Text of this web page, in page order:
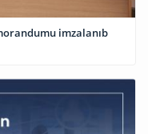
imzalanıb